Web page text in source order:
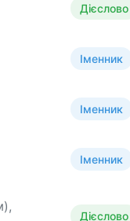
Дієслово
Іменник
Іменник
Іменник
Дієслово